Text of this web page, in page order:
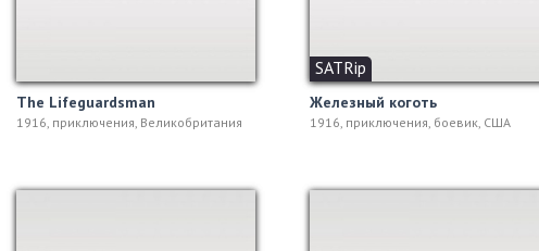
The Lifeguardsman
1916, приключения, Великобритания
SATRip
Железный коготь
1916, приключения, боевик, США